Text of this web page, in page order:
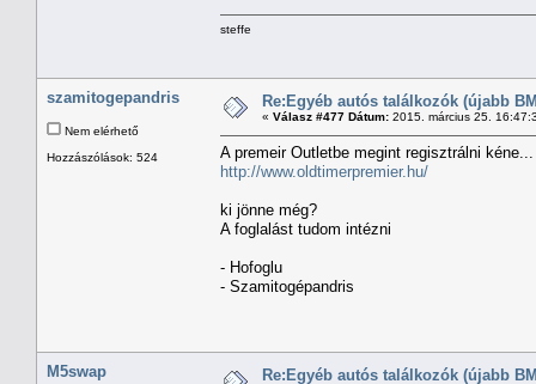
steffe
szamitogepandris
Nem elérhető
Hozzászólások: 524
Re:Egyéb autós találkozók (újabb
« Válasz #477 Dátum: 2015. március 25.
A premeir Outletbe megint regisztrálni kéne...
http://www.oldtimerpremier.hu/
ki jönne még?
A foglalást tudom intézni
- Hofoglu
- Szamitogépandris
M5swap Re:Egyéb autós találkozók (újabb